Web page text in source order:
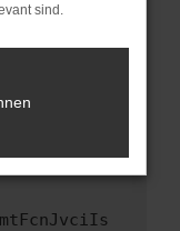
versucht
Du kannst
bei der
sind.